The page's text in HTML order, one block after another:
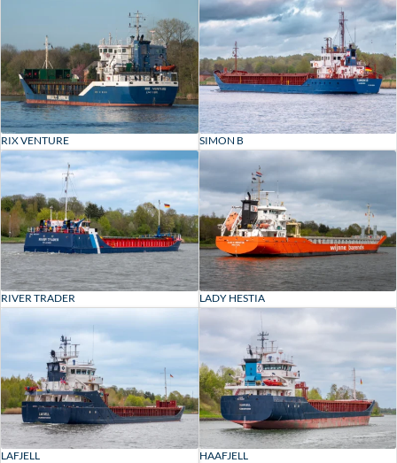
RIX VENTURE SIMON B
RIVER TRADER LADY HESTIA
LAFJELL HAAFJELL